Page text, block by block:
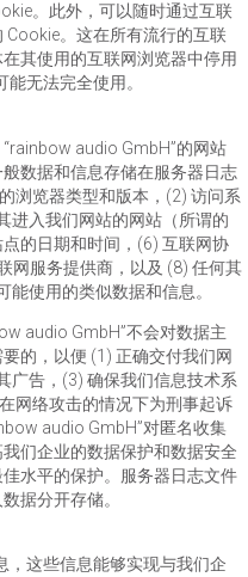
。此外，可以随时通过互联
Cookie。这在所有流行的互联
其使用的互联网浏览器中停用
无法完全使用。
audio GmbH”的网站
数据和信息存储在服务器日志
浏览器类型和版本，(2) 访问系
进入我们网站的网站（所谓的
的日期和时间，(6) 互联网协
网服务提供商，以及 (8) 任何其
使用的类似数据和信息。
audio GmbH”不会对数据主
的，以便 (1) 正确交付我们网
广告，(3) 确保我们信息技术系
网络攻击的情况下为刑事起诉
audio GmbH”对匿名收集
们企业的数据保护和数据安全
水平的保护。服务器日志文件
据分开存储。
，这些信息能够实现与我们企